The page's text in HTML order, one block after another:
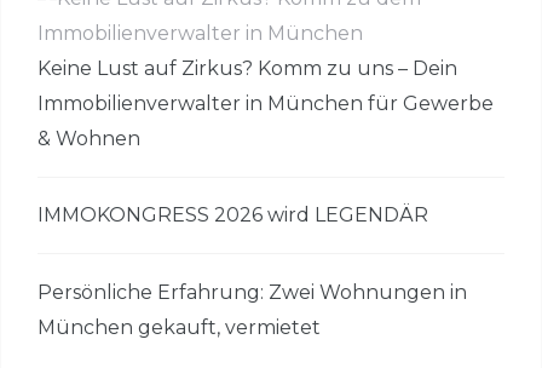
Keine Lust auf Zirkus? Komm zu uns – Dein
Immobilienverwalter in München für Gewerbe
& Wohnen
IMMOKONGRESS 2026 wird LEGENDÄR
Persönliche Erfahrung: Zwei Wohnungen in
München gekauft, vermietet